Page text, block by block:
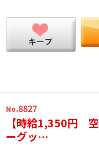
No.8827
【時給1,350円
ーグッ…